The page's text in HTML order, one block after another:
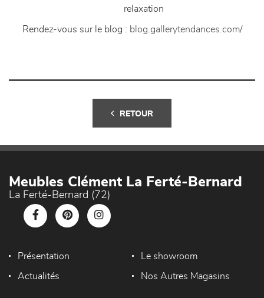
relaxation
Rendez-vous sur le blog : blog.gallerytendances.com/
RETOUR
Meubles Clément La Ferté-Bernard
La Ferté-Bernard (72)
Présentation Le showroom
Actualités Nos Autres Magasins